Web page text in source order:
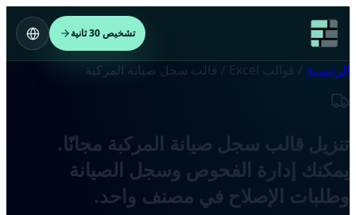
تشخيص 30 ثانية
الرئيسية / قوالب Excel / قالب سجل صيانة المركبة
تنزيل قالب سجل صيانة المركبة مجانًا.
يمكنك إدارة الفحوص وسجل الصيانة
وطلبات الإصلاح في مصنف واحد.